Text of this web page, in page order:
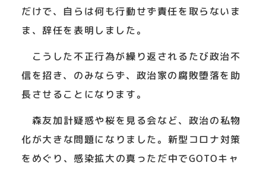
だけで、自らは何も行動せず責任を取らないま
ま、辞任を表明しました。
こうした不正行為が繰り返されるたび政治不
信を招き、のみならず、政治家の腐敗堕落を助
長させることになります。
森友加計疑惑や桜を見る会など、政治の私物
化が大きな問題になりました。新型コロナ対策
をめぐり、感染拡大の真っただ中でGOTOキャ